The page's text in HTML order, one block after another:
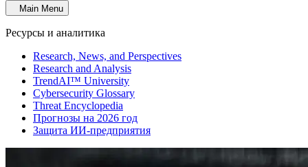
Main Menu
Ресурсы и аналитика
Research, News, and Perspectives
Research and Analysis
TrendAI™ University
Cybersecurity Glossary
Threat Encyclopedia
Прогнозы на 2026 год
Защита ИИ-предприятия